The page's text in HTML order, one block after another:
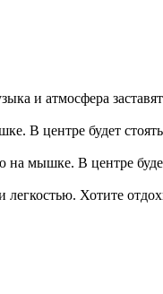
и атмосфера
В центре будет
мышке. В центре
Хотите